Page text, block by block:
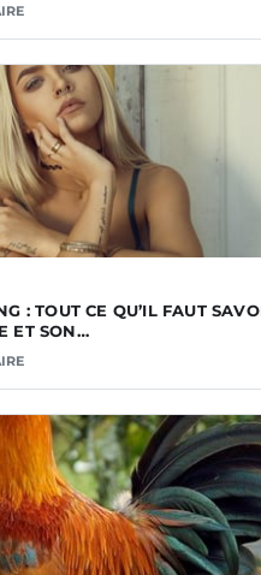
: TOUT CE QU’IL FAUT
ET SON…